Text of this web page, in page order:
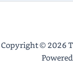
Copyright © 2026